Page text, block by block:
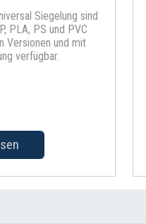
Siegelung sind
PLA, PS und PVC
Versionen und mit
verfügbar.